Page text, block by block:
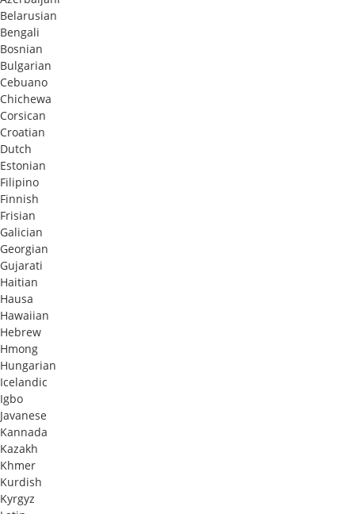
Belarusian
Bengali
Bosnian
Bulgarian
Cebuano
Chichewa
Corsican
Croatian
Dutch
Estonian
Filipino
Finnish
Frisian
Galician
Georgian
Gujarati
Haitian
Hausa
Hawaiian
Hebrew
Hmong
Hungarian
Icelandic
Igbo
Javanese
Kannada
Kazakh
Khmer
Kurdish
Kyrgyz